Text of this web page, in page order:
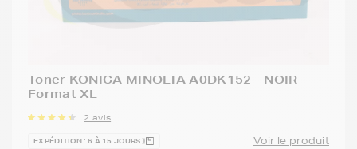
Toner KONICA MINOLTA A0DK152 - NOIR -
Format XL
2 avis
EXPÉDITION : 6 À 15 JOURS Voir le produit